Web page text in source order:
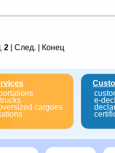
2 | След. | Конец
cargoes
e-